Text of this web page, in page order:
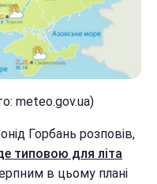
meteo.gov.ua)
Горбань розповів,
типовою для літа
в цьому плані